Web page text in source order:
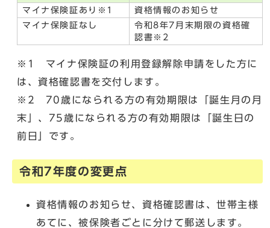
マイナ保険証あり※1
資格情報のお知らせ
マイナ保険証なし
令和8年7月末期限の資格確
認書※2
※1 マイナ保険証の利用登録解除申請をした方に
は、資格確認書を交付します。
※2 70歳になられる方の有効期限は「誕生月の月
末」、75歳になられる方の有効期限は「誕生日の
前日」です。
令和7年度の変更点
資格情報のお知らせ、資格確認書は、世帯主様
あてに、被保険者ごとに分けて郵送します。